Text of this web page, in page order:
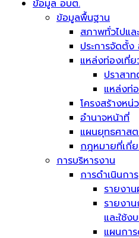
ข้อมูล อบต.
ข้อมูลพื้นฐาน
สภาพทั่วไปแ
ประการจัดตั้ง
แหล่งท่องเที่
ปราสา
แหล่งท่
โครงสร้างหน่
อำนาจหน้าที่
แผนยุทธศาส
กฎหมายที่เกี่
การบริหารงาน
การดำเนินการ
รายงาน
รายงา
และใช้ง
แผนการ